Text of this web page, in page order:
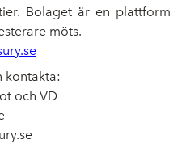
Bolaget är en plattform
möts.
kontakta:
och VD